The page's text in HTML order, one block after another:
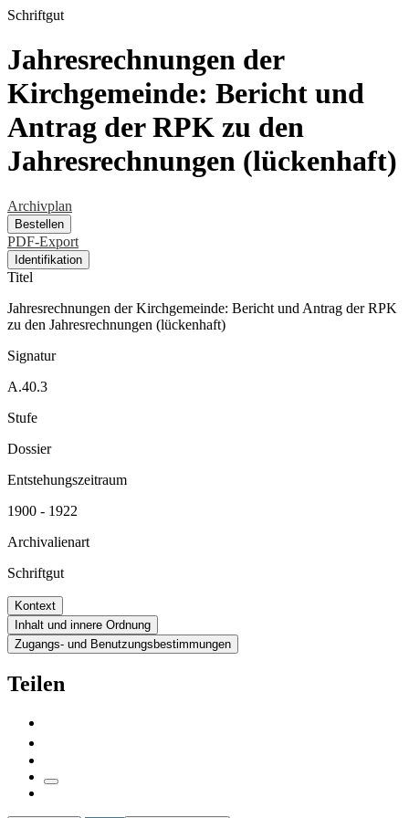
Schriftgut
Jahresrechnungen der
Kirchgemeinde: Bericht und
Antrag der RPK zu den
Jahresrechnungen (lückenhaft)
Archivplan
Bestellen
PDF-Export
Identifikation
Titel
Jahresrechnungen der Kirchgemeinde: Bericht und Antrag der RPK
zu den Jahresrechnungen (lückenhaft)
Signatur
A.40.3
Stufe
Dossier
Entstehungszeitraum
1900 - 1922
Archivalienart
Schriftgut
Kontext
Inhalt und innere Ordnung
Zugangs- und Benutzungsbestimmungen
Teilen